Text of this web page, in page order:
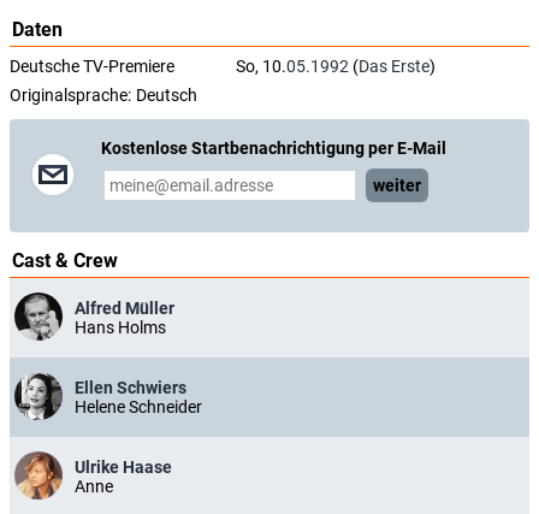
Daten
Deutsche TV-Premiere So, 10.05.1992 (Das Erste)
Originalsprache: Deutsch
Kostenlose Startbenachrichtigung per E-Mail
weiter
Cast & Crew
Alfred Müller
Hans Holms
Ellen Schwiers
Helene Schneider
Ulrike Haase
Anne